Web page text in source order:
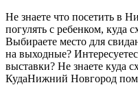
Не знаете что посетить в
погулять с ребенком, куда
Выбираете место для
на выходные?
выставки? Не знаете куда
КудаНижний Новгород